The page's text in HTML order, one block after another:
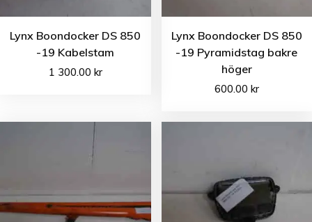
Lynx Boondocker DS 850
-19 Kabelstam
1 300.00 kr
Lynx Boondocker DS 850
-19 Pyramidstag bakre
höger
600.00 kr